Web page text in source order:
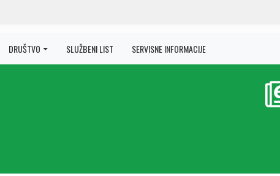
DRUŠTVO SLUŽBENI LIST SERVISNE INFORMACIJE